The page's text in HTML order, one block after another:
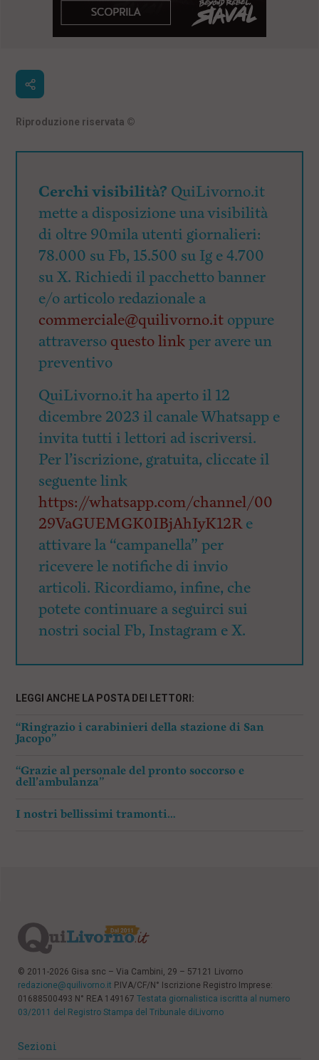
Riproduzione riservata ©
Cerchi visibilità? QuiLivorno.it
mette a disposizione una visibilità
di oltre 90mila utenti giornalieri:
78.000 su Fb, 15.500 su Ig e 4.700
su X. Richiedi il pacchetto banner
e/o articolo redazionale a
commerciale@quilivorno.it oppure
attraverso questo linkper avere un
preventivo
QuiLivorno.it ha aperto il 12
dicembre 2023 il canale Whatsapp e
invita tutti i lettori ad iscriversi.
Per l’iscrizione, gratuita, cliccate il
seguente link
https://whatsapp.com/channel/00
29VaGUEMGK0IBjAhIyK12Re
attivare la “campanella” per
ricevere le notifiche di invio
articoli. Ricordiamo, infine, che
potete continuare a seguirci sui
nostri social Fb, Instagram e X.
LEGGI ANCHE LA POSTA DEI LETTORI:
“Ringrazio i carabinieri della stazione di San
Jacopo”
“Grazie al personale del pronto soccorso e
dell’ambulanza”
I nostri bellissimi tramonti…
© 2011-2026 Gisa snc – Via Cambini, 29 – 57121 Livorno
redazione@quilivorno.it P.IVA/CF/N° Iscrizione Registro Imprese:
01688500493 N° REA 149167 Testata giornalistica iscritta al numero
03/2011 del Registro Stampa del Tribunale diLivorno
Sezioni